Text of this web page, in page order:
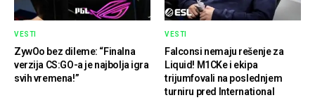
VESTI
ZywOo bez dileme: “Finalna
verzija CS:GO-a je najbolja igra
svih vremena!”
VESTI
Falconsi nemaju rešenje za
Liquid! M1CKe i ekipa
trijumfovali na poslednjem
turniru pred International